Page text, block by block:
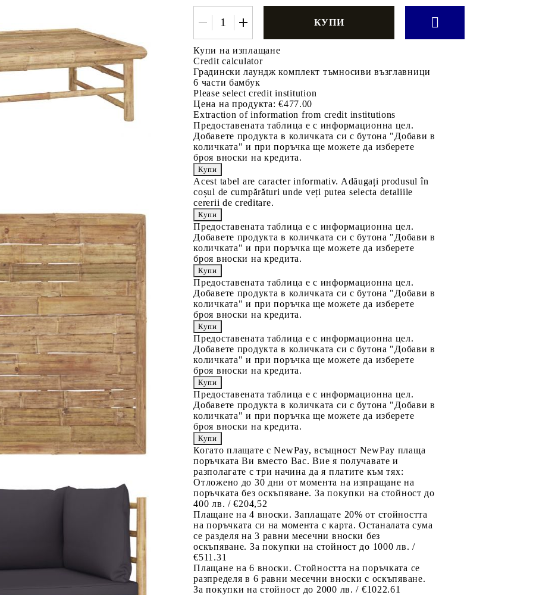
Купи на изплащане
Credit calculator
Градински лаундж комплект тъмносиви възглавници
6 части бамбук
Please select credit institution
Цена на продукта: €477.00
Extraction of information from credit institutions
Предоставената таблица е с информационна цел.
Добавете продукта в количката си с бутона "Добави в
количката" и при поръчка ще можете да изберете
броя вноски на кредита.
Acest tabel are caracter informativ. Adăugați produsul în
coșul de cumpărături unde veți putea selecta detaliile
cererii de creditare.
Предоставената таблица е с информационна цел.
Добавете продукта в количката си с бутона "Добави в
количката" и при поръчка ще можете да изберете
броя вноски на кредита.
Предоставената таблица е с информационна цел.
Добавете продукта в количката си с бутона "Добави в
количката" и при поръчка ще можете да изберете
броя вноски на кредита.
Предоставената таблица е с информационна цел.
Добавете продукта в количката си с бутона "Добави в
количката" и при поръчка ще можете да изберете
броя вноски на кредита.
Предоставената таблица е с информационна цел.
Добавете продукта в количката си с бутона "Добави в
количката" и при поръчка ще можете да изберете
броя вноски на кредита.
Когато плащате с NewPay, всъщност NewPay плаща
поръчката Ви вместо Вас. Вие я получавате и
разполагате с три начина да я платите към тях:
Отложено до 30 дни от момента на изпращане на
поръчката без оскъпяване. За покупки на стойност до
400 лв. / €204,52
Плащане на 4 вноски. Заплащате 20% от стойността
на поръчката си на момента с карта. Останалата сума
се разделя на 3 равни месечни вноски без
оскъпяване. За покупки на стойност до 1000 лв. /
€511.31
Плащане на 6 вноски. Стойността на поръчката се
разпределя в 6 равни месечни вноски с оскъпяване.
За покупки на стойност до 2000 лв. / €1022.61